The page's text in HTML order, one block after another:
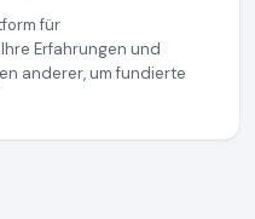
für
Erfahrungen und
anderer, um fundierte